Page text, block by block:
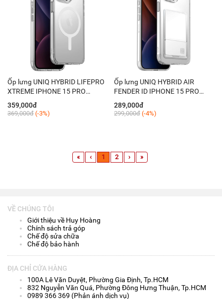
Ốp lưng UNIQ HYBRID LIFEPRO
XTREME IPHONE 15 PRO
359,000đ
369,000đ (-3%)
Ốp lưng UNIQ HYBRID AIR
FENDER ID IPHONE 15 PRO
(2023) 6.1'' - NUDE
(TRANSPARENT)
289,000đ
299,000đ (-4%)
« ‹ 1 2 › »
VỀ CHÚNG TÔI
Giới thiệu về Huy Hoàng
Chính sách trả góp
Chế độ sửa chữa
Chế độ bảo hành
ĐỊA CHỈ CỬA HÀNG
100A Lê Văn Duyệt, Phường Gia Định, Tp.HCM
832 Nguyễn Văn Quá, Phường Đông Hưng Thuận, Tp.HCM
0989 366 369 (Phản ánh dịch vụ)